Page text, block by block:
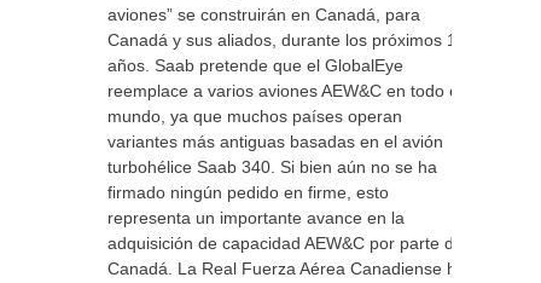
aviones” se construirán en Canadá, para
Canadá y sus aliados, durante los próximos 15
años. Saab pretende que el GlobalEye
reemplace a varios aviones AEW&C en todo el
mundo, ya que muchos países operan
variantes más antiguas basadas en el avión
turbohélice Saab 340. Si bien aún no se ha
firmado ningún pedido en firme, esto
representa un importante avance en la
adquisición de capacidad AEW&C por parte de
Canadá. La Real Fuerza Aérea Canadiense ha